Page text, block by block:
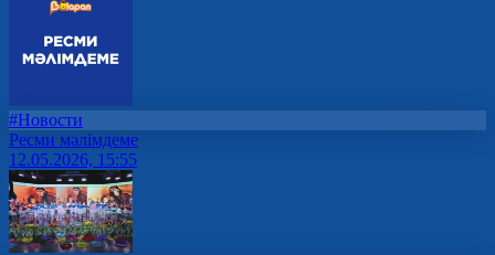
#Новости
Ресми мәлімдеме
12.05.2026, 15:55